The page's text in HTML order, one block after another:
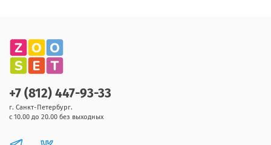
+7 (812) 447-93-33
г. Санкт-Петербург.
с 10.00 до 20.00 без выходных